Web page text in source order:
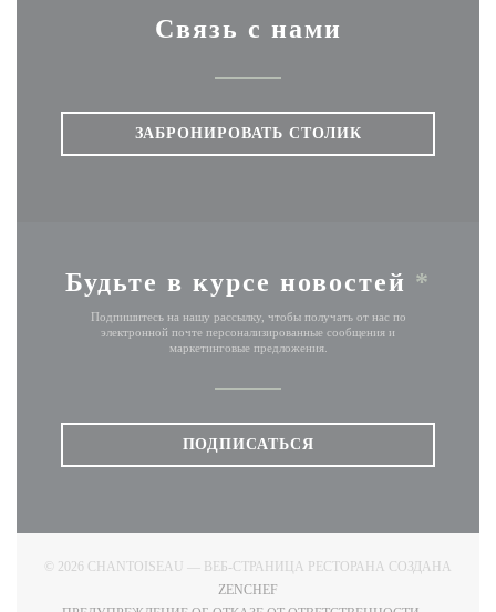
Связь с нами
ЗАБРОНИРОВАТЬ СТОЛИК
Будьте в курсе новостей *
Подпишитесь на нашу рассылку, чтобы получать от нас по
электронной почте персонализированные сообщения и
маркетинговые предложения.
ПОДПИСАТЬСЯ
© 2026 CHANTOISEAU — ВЕБ-СТРАНИЦА РЕСТОРАНА СОЗДАНА
ZENCHEF